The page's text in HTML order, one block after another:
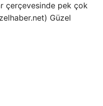
çerçevesinde pek çok
Güzel